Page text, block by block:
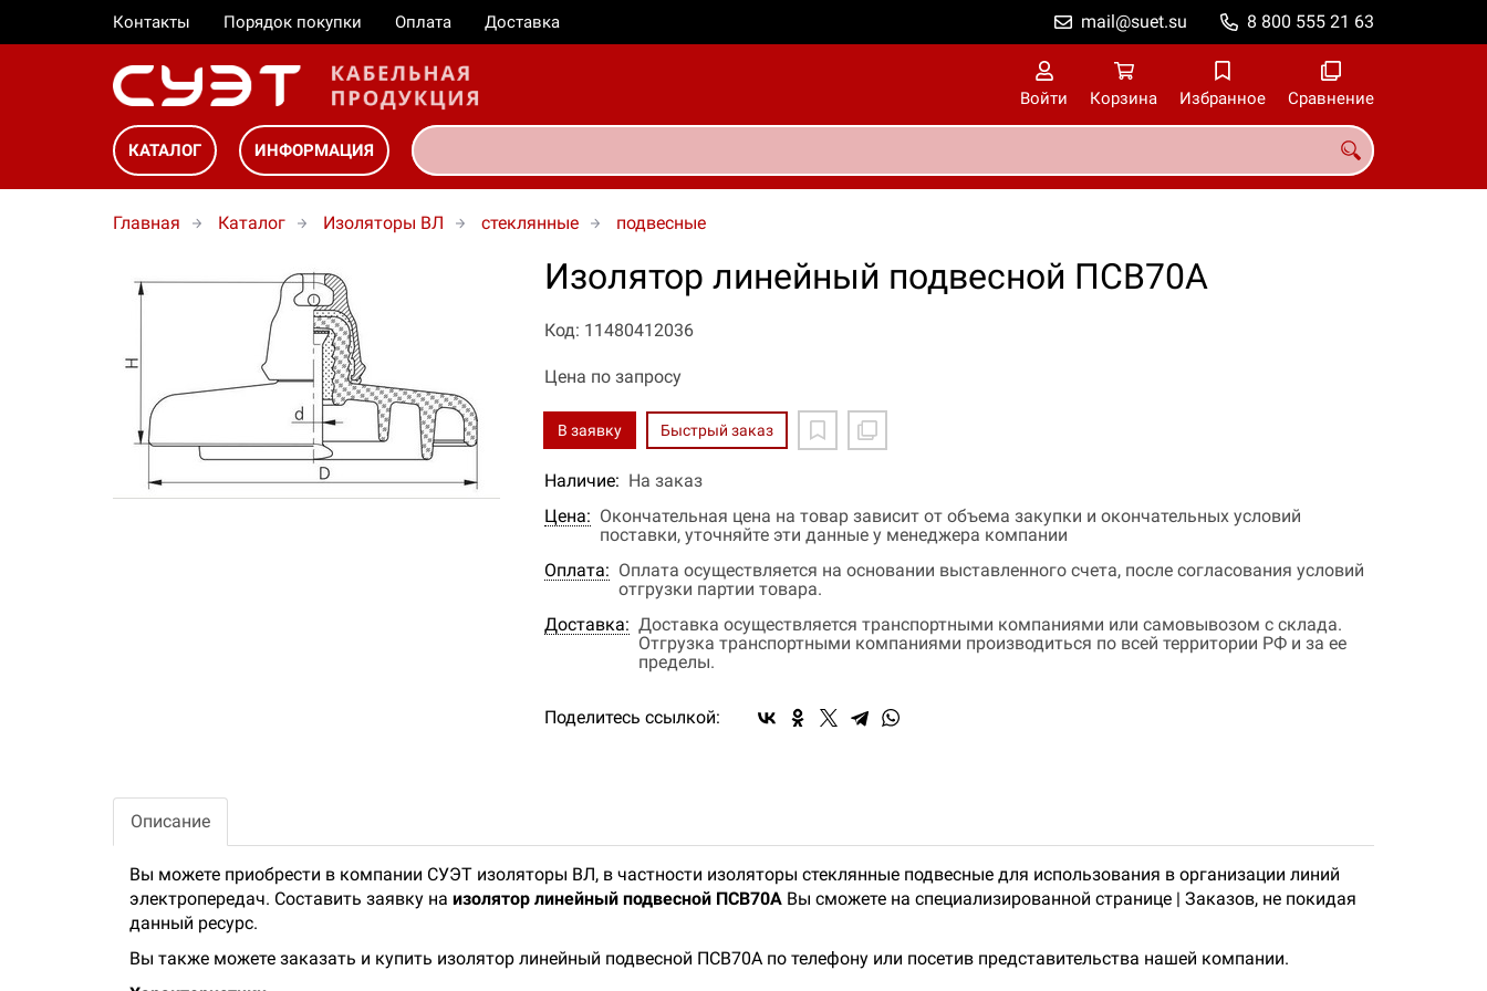
Контакты Порядок покупки Оплата Доставка 8 800 555 21 63
mail@suet.su
Войти Корзина Избранное Сравнение
КАТАЛОГ ИНФОРМАЦИЯ
Главная Каталог Изоляторы ВЛ стеклянные подвесные
Изолятор линейный подвесной ПСВ70А
Код: 11480412036
Цена по запросу
В заявку Быстрый заказ
Наличие: На заказ
Цена: Окончательная цена на товар зависит от объема закупки и окончательных условий
поставки, уточняйте эти данные у менеджера компании
Оплата: Оплата осуществляется на основании выставленного счета, после согласования условий
отгрузки партии товара.
Доставка: Доставка осуществляется транспортными компаниями или самовывозом с склада.
Отгрузка транспортными компаниями производиться по всей территории РФ и за ее
пределы.
Поделитесь ссылкой:
Описание
Вы можете приобрести в компании СУЭТ изоляторы ВЛ, в частности изоляторы стеклянные подвесные для использования в организации линий
электропередач. Составить заявку на изолятор линейный подвесной ПСВ70А Вы сможете на специализированной странице | Заказов, не покидая
данный ресурс.
Вы также можете заказать и купить изолятор линейный подвесной ПСВ70А по телефону или посетив представительства нашей компании.